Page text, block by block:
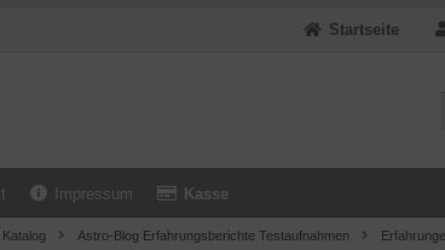
Startseite
Impressum Kasse
Katalog Astro-Blog Erfahrungsberichte Testaufnahmen